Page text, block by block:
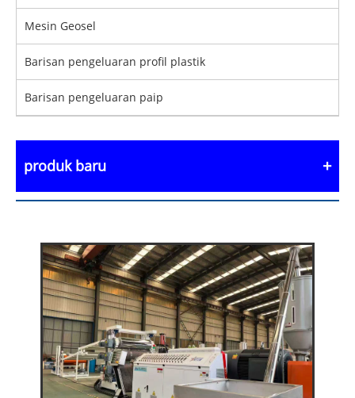
Mesin Geosel
Barisan pengeluaran profil plastik
Barisan pengeluaran paip
produk baru